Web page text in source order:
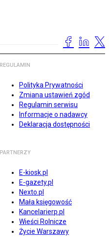
REGULAMIN
Polityka Prywatności
Zmiana ustawień zgód
Regulamin serwisu
Informacje o nadawcy
Deklaracja dostępności
PARTNERZY
E-kiosk.pl
E-gazety.pl
Nexto.pl
Mała księgowość
Kancelarierp.pl
Wieści Rolnicze
Życie Warszawy